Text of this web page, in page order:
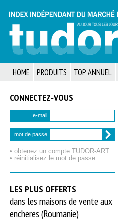
HOME PRODUITS TOP ANNUEL
CONNECTEZ‑VOUS
e-mail
mot de passe
• obtenez un compte TUDOR‑ART
• réinitialisez le mot de passe
LES PLUS OFFERTS
dans les maisons de vente aux
encheres (Roumanie)